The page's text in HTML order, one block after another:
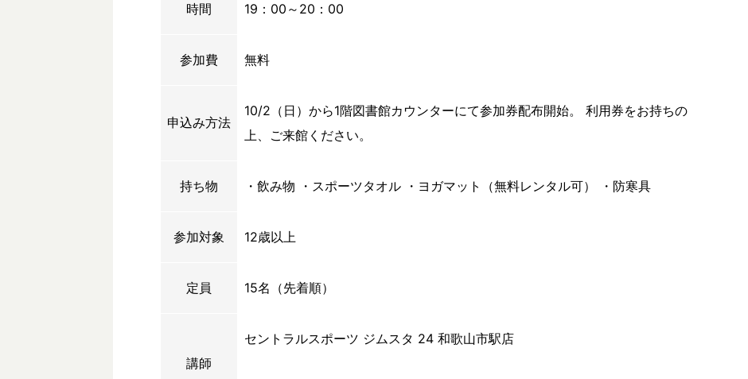
時間 19：00～20：00
参加費 無料
申込み方法
10/2（日）から1階図書館カウンターにて参加券配布開始。 利用券をお持ちの
上、ご来館ください。
持ち物 ・飲み物 ・スポーツタオル ・ヨガマット（無料レンタル可） ・防寒具
参加対象 12歳以上
定員 15名（先着順）
講師
セントラルスポーツ ジムスタ 24 和歌山市駅店